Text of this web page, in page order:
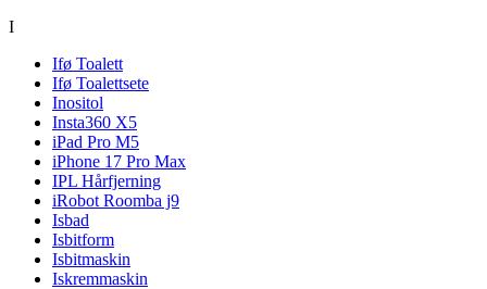
I
Ifø Toalett
Ifø Toalettsete
Inositol
Insta360 X5
iPad Pro M5
iPhone 17 Pro Max
IPL Hårfjerning
iRobot Roomba j9
Isbad
Isbitform
Isbitmaskin
Iskremmaskin